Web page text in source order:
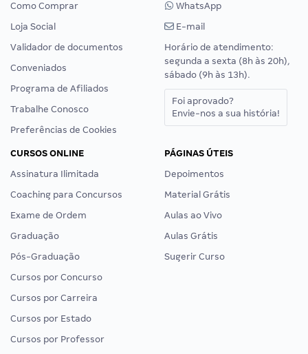
Como Comprar
Loja Social
Validador de documentos
Conveniados
Programa de Afiliados
Trabalhe Conosco
Preferências de Cookies
WhatsApp
E-mail
Horário de atendimento:
segunda a sexta (8h às 20h),
sábado (9h às 13h).
Foi aprovado?
Envie-nos a sua história!
CURSOS ONLINE
Assinatura Ilimitada
Coaching para Concursos
Exame de Ordem
Graduação
Pós-Graduação
Cursos por Concurso
Cursos por Carreira
Cursos por Estado
Cursos por Professor
PÁGINAS ÚTEIS
Depoimentos
Material Grátis
Aulas ao Vivo
Aulas Grátis
Sugerir Curso